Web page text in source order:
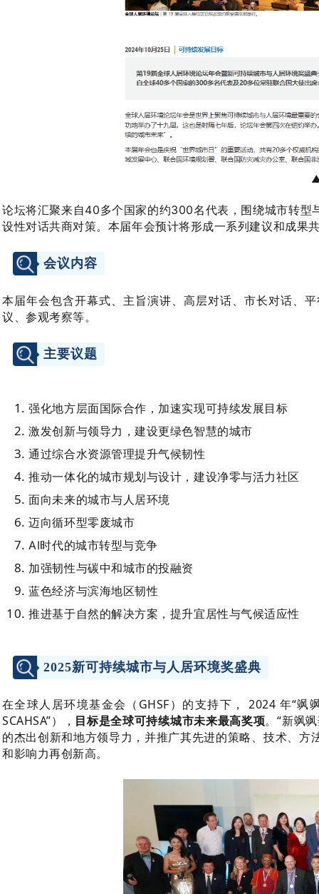
论坛将汇聚来自40多个国家的约300名代表，围绕城市转
设性对话共商对策。本届年会预计将形成一系列建议和成
会议内容
本届年会包含开幕式、主旨演讲、高层对话、市长对话、
议、参观考察等。
主要议题
强化地方层面国际合作，加速实现可持续发展目标
激发创新与领导力，建设更绿色智慧的城市
通过综合水资源管理提升气候韧性
推动一体化的城市规划与设计，建设净零与活力社区
面向未来的城市与人居环境
迈向循环型零废城市
AI时代的城市转型与竞争
加强韧性与碳中和城市的投融资
蓝色经济与滨海地区韧性
推进基于自然的解决方案，提升宜居性与气候适应性
2025新可持续城市与人居环境奖盛典
在全球人居环境基金会（GHSF）的支持下， 2024 年“
SCAHSA”）， 目标是全球可持续城市未来最高奖项。“新飒
的杰出创新和地方领导力，并推广其先进的策略、技术、
和影响力再创新高。